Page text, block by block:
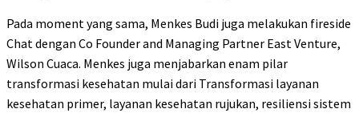
Pada moment yang sama, Menkes Budi juga melakukan fireside
Chat dengan Co Founder and Managing Partner East Venture,
Wilson Cuaca. Menkes juga menjabarkan enam pilar
transformasi kesehatan mulai dari Transformasi layanan
kesehatan primer, layanan kesehatan rujukan, resiliensi sistem